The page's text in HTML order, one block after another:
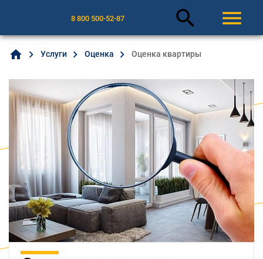
8 800 500-52-87 search menu
home Услуги Оценка Оценка квартиры